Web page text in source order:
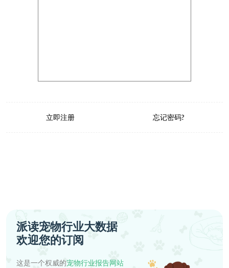
立即注册 忘记密码?
派读宠物行业大数据
欢迎您的订阅
这是一个权威的宠物行业报告网站